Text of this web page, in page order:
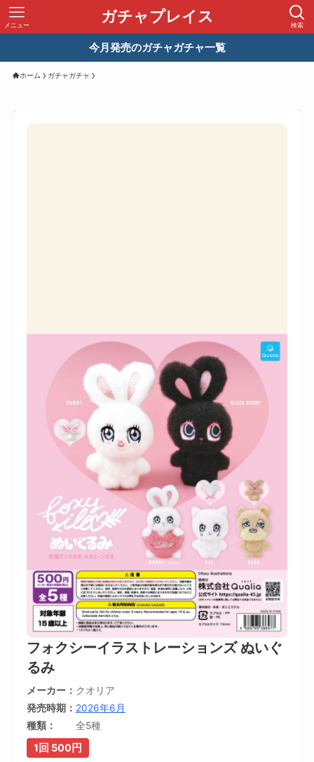
ガチャプレイス 検索
メニュー
今月発売のガチャガチャ一覧
ホーム ガチャガチャ
フォクシーイラストレーションズ ぬいぐ
るみ
メーカー
クオリア
発売時期
2026年6月
種類
全5種
1回 500円